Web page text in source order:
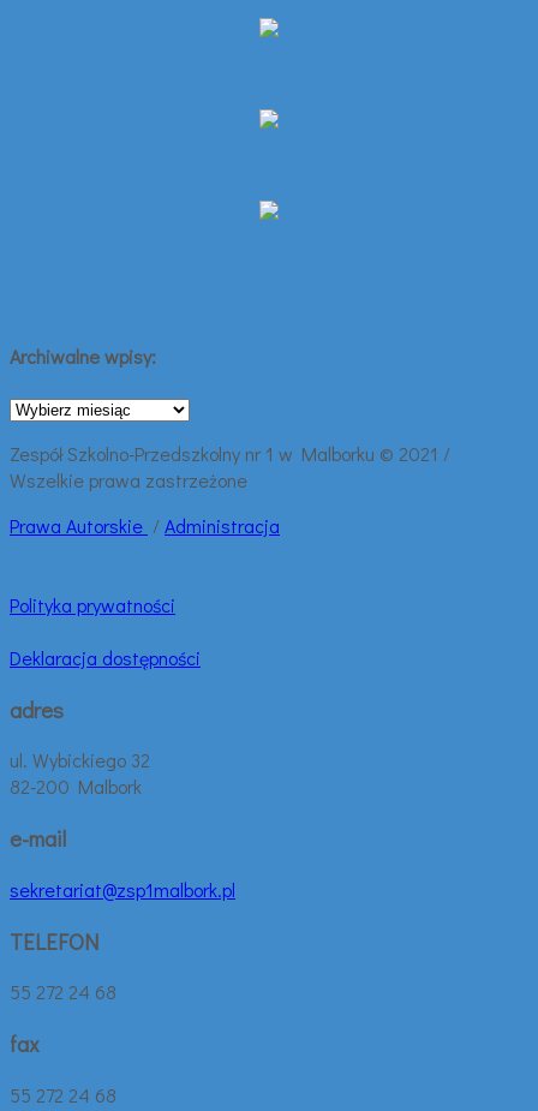
Archiwalne wpisy:
Archiwalne
Zespół Szkolno-Przedszkolny nr 1 w Malborku © 2021 /
Wszelkie prawa zastrzeżone
Prawa Autorskie /Administracja
Polityka prywatności
Deklaracja dostępności
adres
ul. Wybickiego 32
82-200 Malbork
e-mail
sekretariat@zsp1malbork.pl
TELEFON
55 272 24 68
fax
55 272 24 68